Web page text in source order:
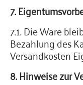
7.
7.1. Die Ware
Bezahlung des
Versandkosten
8. Hinweise zur